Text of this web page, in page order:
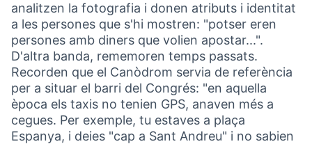
analitzen la fotografia i donen atributs i identitat
a les persones que s'hi mostren: "potser eren
persones amb diners que volien apostar...".
D'altra banda, rememoren temps passats.
Recorden que el Canòdrom servia de referència
per a situar el barri del Congrés: "en aquella
època els taxis no tenien GPS, anaven més a
cegues. Per exemple, tu estaves a plaça
Espanya, i deies "cap a Sant Andreu" i no sabien